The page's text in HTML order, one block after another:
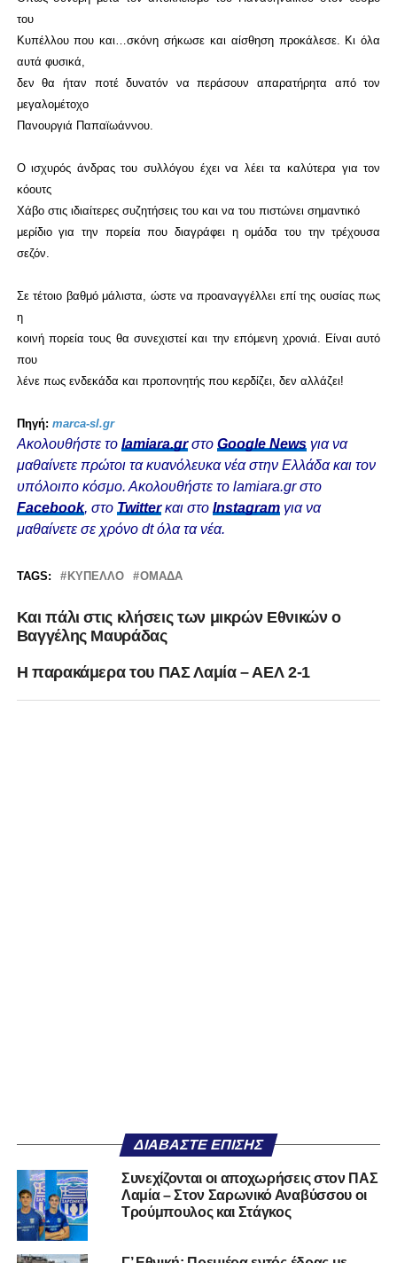
του
Κυπέλλου που και…σκόνη σήκωσε και αίσθηση προκάλεσε. Κι όλα
αυτά φυσικά,
δεν θα ήταν ποτέ δυνατόν να περάσουν απαρατήρητα από τον
μεγαλομέτοχο
Πανουργιά Παπαϊωάννου.
Ο ισχυρός άνδρας του συλλόγου έχει να λέει τα καλύτερα για τον
κόουτς
Χάβο στις ιδιαίτερες συζητήσεις του και να του πιστώνει σημαντικό
μερίδιο για την πορεία που διαγράφει η ομάδα του την τρέχουσα
σεζόν.
Σε τέτοιο βαθμό μάλιστα, ώστε να προαναγγέλλει επί της ουσίας πως
η
κοινή πορεία τους θα συνεχιστεί και την επόμενη χρονιά. Είναι αυτό
που
λένε πως ενδεκάδα και προπονητής που κερδίζει, δεν αλλάζει!
Πηγή: marca-sl.gr
Ακολουθήστε το lamiara.grστο Google Newsγια να
μαθαίνετε πρώτοι τα κυανόλευκα νέα στην Ελλάδα και τον
υπόλοιπο κόσμο. Ακολουθήστε το lamiara.gr στο
Facebook, στο Twitterκαι στο Instagram για να
μαθαίνετε σε χρόνο dt όλα τα νέα.
TAGS: ΚΎΠΕΛΛΟ ΟΜΆΔΑ
Και πάλι στις κλήσεις των μικρών Εθνικών ο
Βαγγέλης Μαυράδας
Η παρακάμερα του ΠΑΣ Λαμία – ΑΕΛ 2-1
ΔΙΑΒΆΣΤΕ ΕΠΊΣΗΣ
Συνεχίζονται οι αποχωρήσεις στον ΠΑΣ
Λαμία – Στον Σαρωνικό Αναβύσσου οι
Τρούμπουλος και Στάγκος